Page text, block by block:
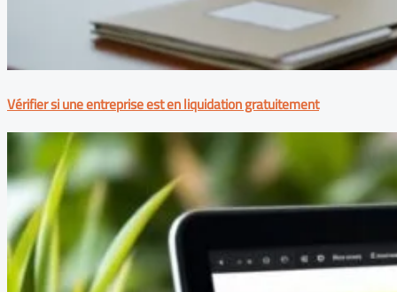
Vérifier si une entreprise est en liquidation gratuitement